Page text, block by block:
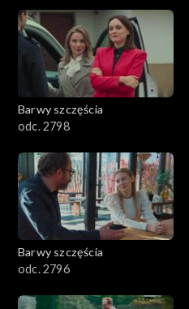
2901-3000
2801–2900
2701–2800
2501–2600
2401–2500
2301–2400
2201–2300
Barwy szczęścia
odc. 2798
Barwy szczęścia
odc. 2796